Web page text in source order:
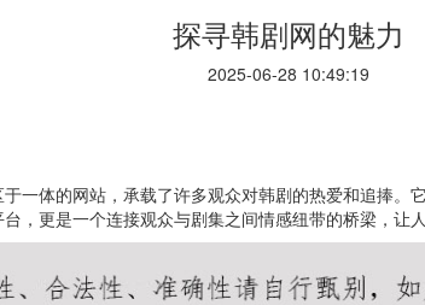
探寻韩剧网的魅力
2025-06-28 10:49:19
一体的网站，承载了许多观众对韩剧的热爱和追捧
，更是一个连接观众与剧集之间情感纽带的桥梁，让